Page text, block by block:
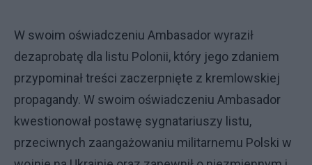
W swoim oświadczeniu Ambasador wyraził
dezaprobatę dla listu Polonii, który jego zdaniem
przypominał treści zaczerpnięte z kremlowskiej
propagandy. W swoim oświadczeniu Ambasador
kwestionował postawę sygnatariuszy listu,
przeciwnych zaangażowaniu militarnemu Polski w